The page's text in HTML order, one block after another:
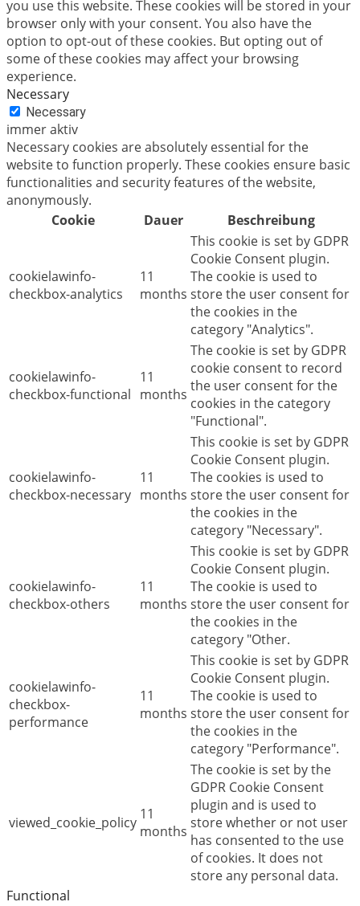
you use this website. These cookies will be stored in your
browser only with your consent. You also have the
option to opt-out of these cookies. But opting out of
some of these cookies may affect your browsing
experience.
Necessary
Necessary
immer aktiv
Necessary cookies are absolutely essential for the
website to function properly. These cookies ensure basic
functionalities and security features of the website,
anonymously.
Cookie
Dauer Beschreibung
cookielawinfo-
checkbox-analytics
11
months
This cookie is set by GDPR
Cookie Consent plugin.
The cookie is used to
store the user consent for
the cookies in the
category "Analytics".
cookielawinfo-
checkbox-functional
11
months
The cookie is set by GDPR
cookie consent to record
the user consent for the
cookies in the category
"Functional".
cookielawinfo-
checkbox-necessary
11
months
This cookie is set by GDPR
Cookie Consent plugin.
The cookies is used to
store the user consent for
the cookies in the
category "Necessary".
cookielawinfo-
checkbox-others
11
months
This cookie is set by GDPR
Cookie Consent plugin.
The cookie is used to
store the user consent for
the cookies in the
category "Other.
cookielawinfo-
checkbox-
performance
11
months
This cookie is set by GDPR
Cookie Consent plugin.
The cookie is used to
store the user consent for
the cookies in the
category "Performance".
viewed_cookie_policy 11
months
The cookie is set by the
GDPR Cookie Consent
plugin and is used to
store whether or not user
has consented to the use
of cookies. It does not
store any personal data.
Functional